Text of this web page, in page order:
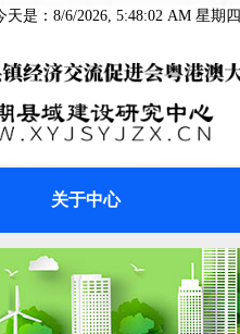
是：8/6/2026, 5:48:03 AM 星期四
关于中心